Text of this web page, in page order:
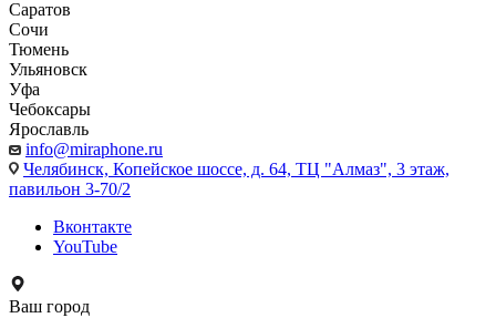
Саратов
Сочи
Тюмень
Ульяновск
Уфа
Чебоксары
Ярославль
info@miraphone.ru
Челябинск, Копейское шоссе, д. 64, ТЦ "Алмаз", 3 этаж,
павильон 3-70/2
Вконтакте
YouTube
Ваш город